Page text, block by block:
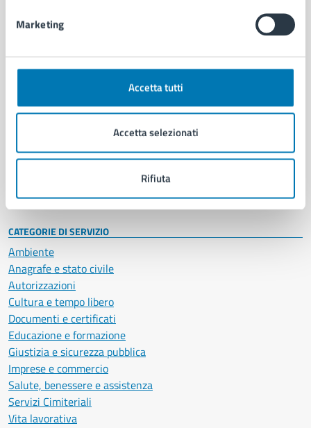
Marketing
Accetta tutti
Accetta selezionati
Rifiuta
AMMINISTRAZIONE
Organi di governo
Enti e fondazioni
Personale amministrativo
Intranet, posta aziendale e protocollo
CATEGORIE DI SERVIZIO
Ambiente
Anagrafe e stato civile
Autorizzazioni
Cultura e tempo libero
Documenti e certificati
Educazione e formazione
Giustizia e sicurezza pubblica
Imprese e commercio
Salute, benessere e assistenza
Servizi Cimiteriali
Vita lavorativa